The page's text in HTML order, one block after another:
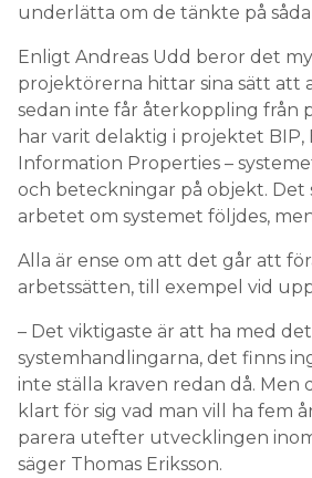
underlätta om de tänkte på
Enligt Andreas Udd beror det
projektörerna hittar sina sätt att
sedan inte får återkoppling från
har varit delaktig i projektet BIP,
Information Properties –
och beteckningar på objekt.
arbetet om systemet följdes,
Alla är ense om att det går att
arbetssätten, till exempel vid
– Det viktigaste är att ha med
systemhandlingarna, det finns
inte ställa kraven redan då. Men
klart för sig vad man vill ha fem
parera utefter utvecklingen
säger Thomas Eriksson.